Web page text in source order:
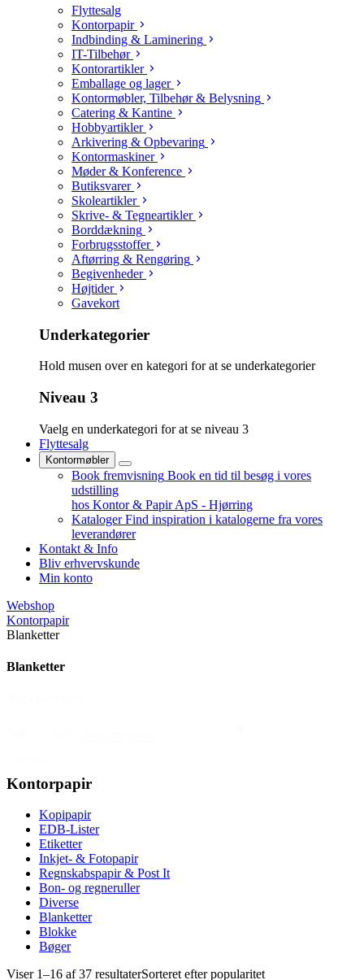
Flyttesalg
Kontorpapir
Indbinding & Laminering
IT-Tilbehør
Kontorartikler
Emballage og lager
Kontormøbler, Tilbehør & Belysning
Catering & Kantine
Hobbyartikler
Arkivering & Opbevaring
Kontormaskiner
Møder & Konference
Butiksvarer
Skoleartikler
Skrive- & Tegneartikler
Borddækning
Forbrugsstoffer
Aftørring & Rengøring
Begivenheder
Højtider
Gavekort
Underkategorier
Hold musen over en kategori for at se underkategorier
Niveau 3
Vaelg en underkategori for at se niveau 3
Flyttesalg
Kontormøbler
Book fremvisning Book en tid til besøg i vores
udstilling
hos Kontor & Papir ApS - Hjørring
Kataloger Find inspiration i katalogerne fra vores
leverandører
Kontakt & Info
Bliv erhvervskunde
Min konto
Webshop
Kontorpapir
Blanketter
Blanketter
Kontorpapir
Kopipapir
EDB-Lister
Etiketter
Inkjet- & Fotopapir
Regnskabspapir & Post It
Bon- og regneruller
Diverse
Blanketter
Blokke
Bøger
Viser 1–16 af 37 resultaterSorteret efter popularitet